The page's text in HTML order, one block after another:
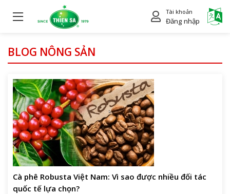
Tài khoản
Đăng nhập
BLOG NÔNG SẢN
Cà phê Robusta Việt Nam: Vì sao được nhiều đối tác
quốc tế lựa chọn?